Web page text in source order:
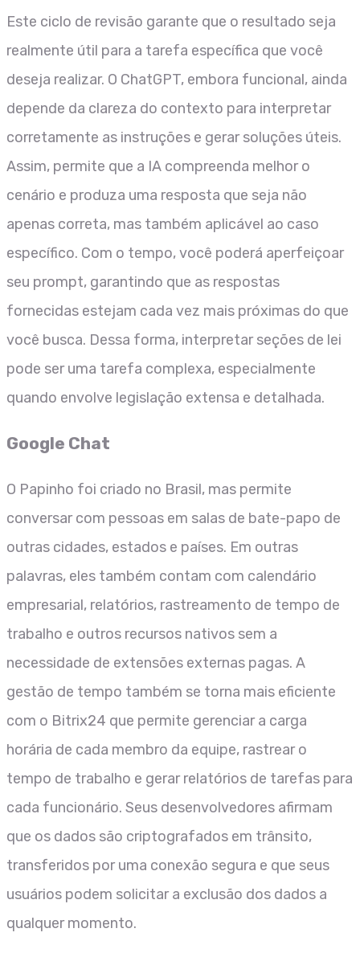
Este ciclo de revisão garante que o resultado seja
realmente útil para a tarefa específica que você
deseja realizar. O ChatGPT, embora funcional, ainda
depende da clareza do contexto para interpretar
corretamente as instruções e gerar soluções úteis.
Assim, permite que a IA compreenda melhor o
cenário e produza uma resposta que seja não
apenas correta, mas também aplicável ao caso
específico. Com o tempo, você poderá aperfeiçoar
seu prompt, garantindo que as respostas
fornecidas estejam cada vez mais próximas do que
você busca. Dessa forma, interpretar seções de lei
pode ser uma tarefa complexa, especialmente
quando envolve legislação extensa e detalhada.
Google Chat
O Papinho foi criado no Brasil, mas permite
conversar com pessoas em salas de bate-papo de
outras cidades, estados e países. Em outras
palavras, eles também contam com calendário
empresarial, relatórios, rastreamento de tempo de
trabalho e outros recursos nativos sem a
necessidade de extensões externas pagas. A
gestão de tempo também se torna mais eficiente
com o Bitrix24 que permite gerenciar a carga
horária de cada membro da equipe, rastrear o
tempo de trabalho e gerar relatórios de tarefas para
cada funcionário. Seus desenvolvedores afirmam
que os dados são criptografados em trânsito,
transferidos por uma conexão segura e que seus
usuários podem solicitar a exclusão dos dados a
qualquer momento.